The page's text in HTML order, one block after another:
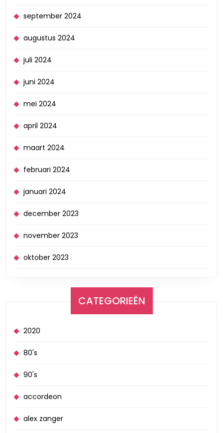
september 2024
augustus 2024
juli 2024
juni 2024
mei 2024
april 2024
maart 2024
februari 2024
januari 2024
december 2023
november 2023
oktober 2023
CATEGORIEËN
2020
80's
90's
accordeon
alex zanger